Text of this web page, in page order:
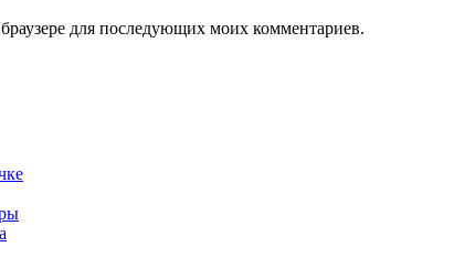
для последующих моих комментариев.